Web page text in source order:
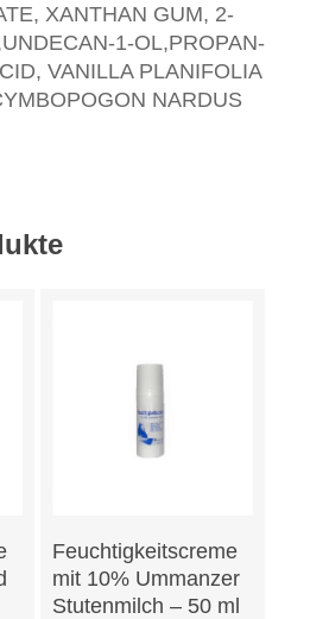
XANTHAN GUM, 2-
1-OL,PROPAN-
VANILLA PLANIFOLIA
NARDUS
In Den Warenkorb
Feuchtigkeitscreme
mit 10% Ummanzer
Stutenmilch – 50 ml